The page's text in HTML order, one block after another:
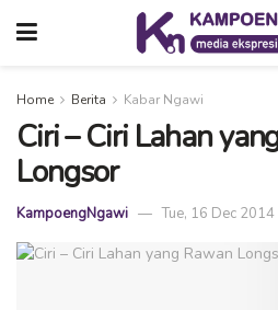
Home Berita Kabar Ngawi
Ciri – Ciri Lahan
Longsor
KampoengNgawi Tue, 16 Dec 2014